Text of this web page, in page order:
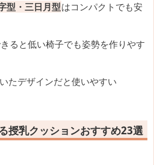
型・三日月型はコンパクトでも安
ると低い椅子でも姿勢を作りやす
たデザインだと使いやすい
授乳クッションおすすめ23選